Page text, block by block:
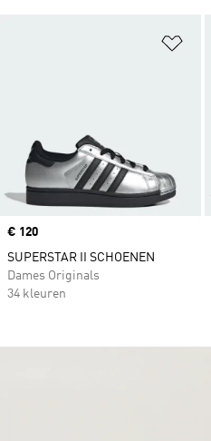
Price
€ 120
SUPERSTAR II SCHOENEN
Dames Originals
34 kleuren